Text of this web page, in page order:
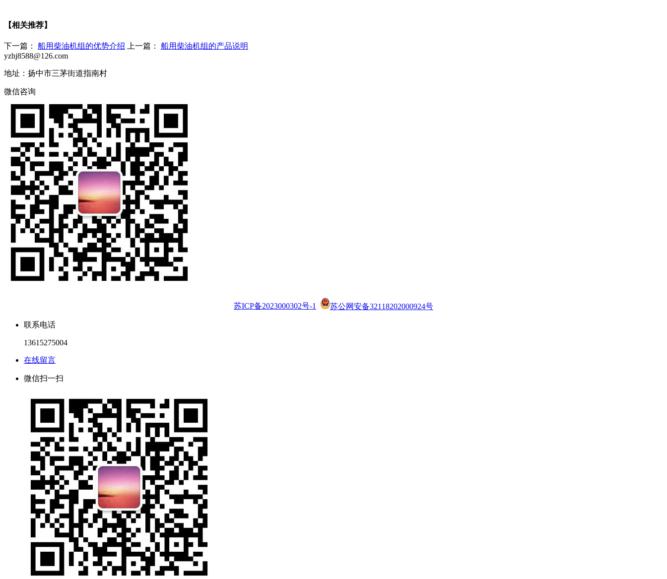
【相关推荐】
下一篇： 船用柴油机组的优势介绍 上一篇： 船用柴油机组的产品说明
yzhj8588@126.com
地址：扬中市三茅街道指南村
微信咨询
苏ICP备2023000302号-1 苏公网安备32118202000924号
联系电话
13615275004
在线留言
微信扫一扫